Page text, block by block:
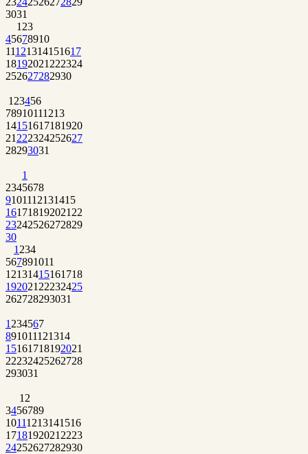
3031
1 23
45678910
11121314151617
18192021 222324
252627282930
1 23456
78910111213
14151617181920
21 222324252627
28293031
1
2345678
9101112131415
161718192021 22
23242526272829
30
1 234
567891011
12131415161718
192021 22232425
262728293031
1 234567
891011121314
15161718192021
22232425262728
293031
1 2
3456789
10111213141516
1718192021 2223
24252627282930